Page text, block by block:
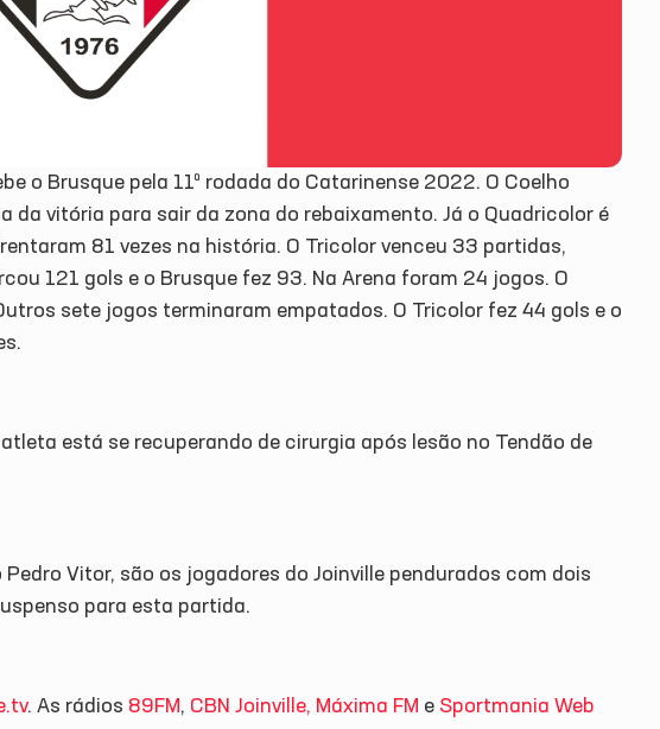
o Brusque pela 11ª rodada do Catarinense 2022. O Coelho
da vitória para sair da zona do rebaixamento. Já o Quadricolor é
81 vezes na história. O Tricolor venceu 33 partidas,
121 gols e o Brusque fez 93. Na Arena foram 24 jogos. O
sete jogos terminaram empatados. O Tricolor fez 44 gols e o
está se recuperando de cirurgia após lesão no Tendão de
Vitor, são os jogadores do Joinville pendurados com dois
para esta partida.
. As rádios 89FM, CBN Joinville, Máxima FM e Sportmania Web